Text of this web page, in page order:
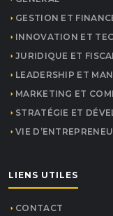
GESTION ET
INNOVATION ET
JURIDIQUE ET
LEADERSHIP ET
MARKETING ET
STRATÉGIE ET
VIE
LIENS UTILES
CONTACT